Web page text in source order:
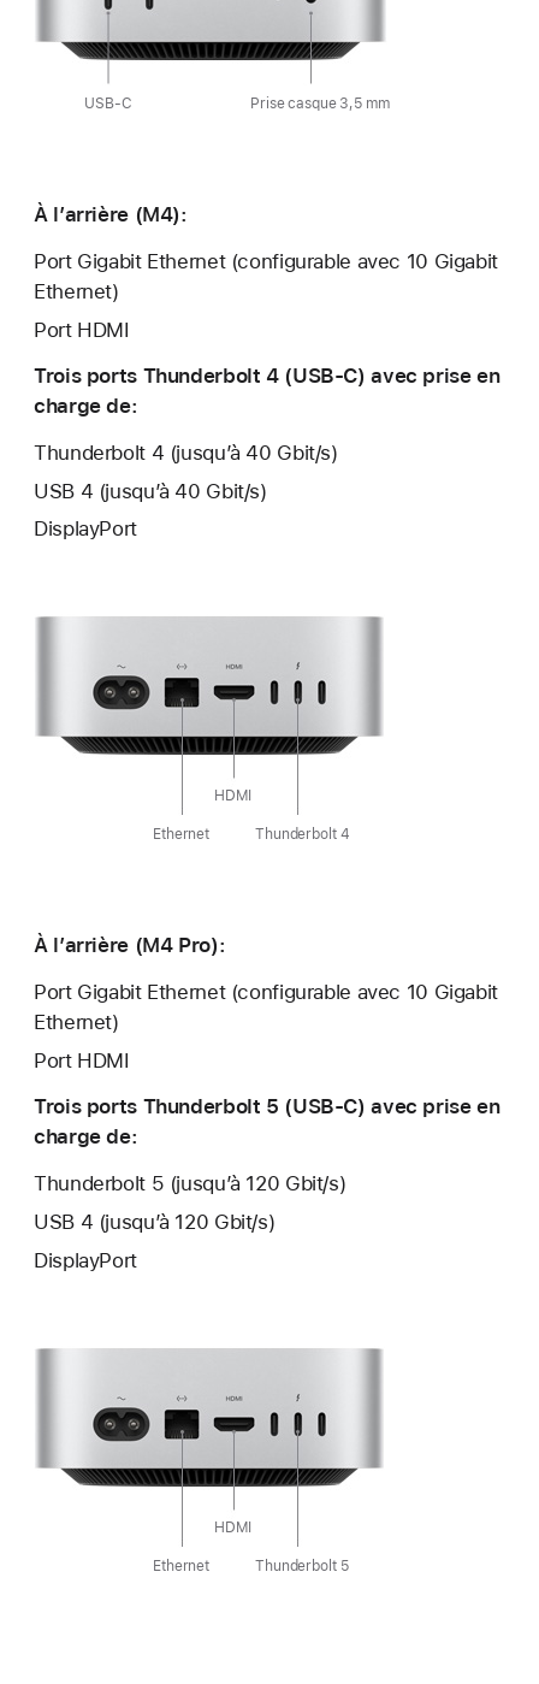
USB‑C Prise casque 3,5 mm
À l’arrière (M4):
Port Gigabit Ethernet (configurable avec 10 Gigabit
Ethernet)
Port HDMI
Trois ports Thunderbolt 4 (USB‑C) avec prise en
charge de:
Thunderbolt 4 (jusqu’à 40 Gbit/s)
USB 4 (jusqu’à 40 Gbit/s)
DisplayPort
Ethernet
HDMI
Thunderbolt 4
À l’arrière (M4 Pro):
Port Gigabit Ethernet (configurable avec 10 Gigabit
Ethernet)
Port HDMI
Trois ports Thunderbolt 5 (USB‑C) avec prise en
charge de:
Thunderbolt 5 (jusqu’à 120 Gbit/s)
USB 4 (jusqu’à 120 Gbit/s)
DisplayPort
Ethernet
HDMI
Thunderbolt 5